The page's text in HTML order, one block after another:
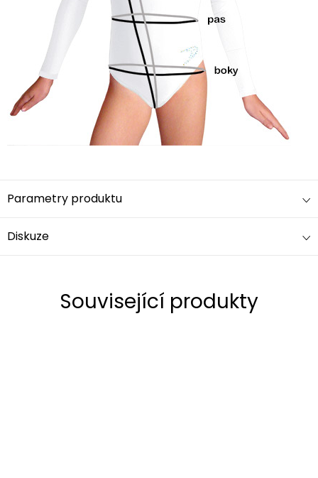
Parametry produktu
Diskuze
Související produkty